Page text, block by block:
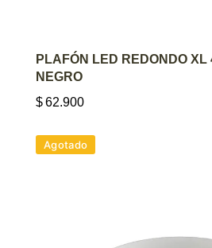
AGREGAR AL
PLAFÓN LED REDONDO XL
NEGRO
$62.900
Agotado